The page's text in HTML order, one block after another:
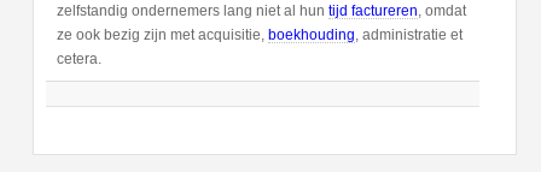
zelfstandig ondernemers lang niet al hun tijd factureren, omdat
ze ook bezig zijn met acquisitie, boekhouding, administratie et
cetera.